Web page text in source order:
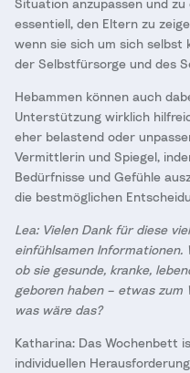
Situation anzupassen und
essentiell, den Eltern zu
wenn sie sich um sich selbst
der Selbstfürsorge und des
Hebammen können auch
Unterstützung wirklich
eher belastend oder
Vermittlerin und Spiegel,
Bedürfnisse und Gefühle
die bestmöglichen
Lea: Vielen Dank für diese
einfühlsamen
ob sie gesunde, kranke,
geboren haben – etwas
was wäre das?
Katharina: Das Wochenbett
individuellen